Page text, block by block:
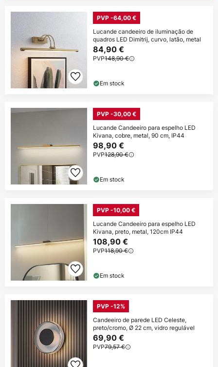
PVP -64,00 €
Lucande candeeiro de iluminação de
quadros LED Dimitrij, curvo, latão, metal
84,90 €
PVP148,90 €
Em stock
PVP -30,00 €
Lucande Candeeiro para espelho LED
Kivana, cobre, metal, 90 cm, IP44
98,90 €
PVP128,90 €
Em stock
PVP -10,00 €
Lucande Candeeiro para espelho LED
Kivana, preto, metal, 120cm IP44
108,90 €
PVP118,90 €
Em stock
PVP -12%
Candeeiro de parede LED Celeste,
preto/cromo, Ø 22 cm, vidro regulável
69,90 €
PVP79,57 €